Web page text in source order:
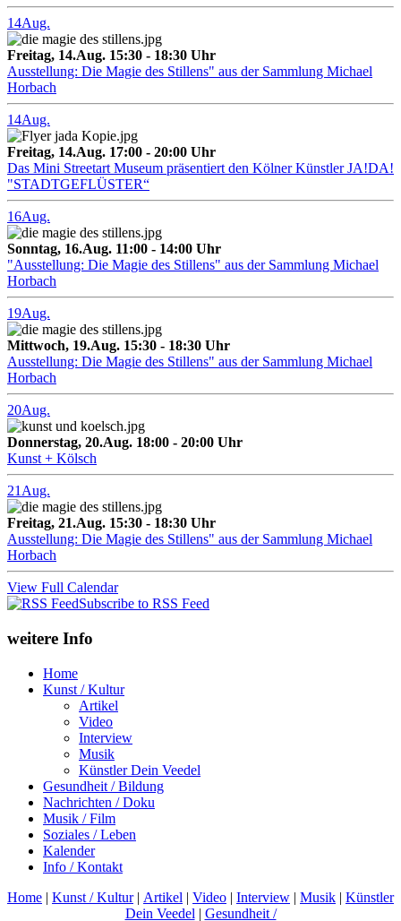
14Aug.
Freitag, 14.Aug. 15:30 - 18:30 Uhr
Ausstellung: Die Magie des Stillens" aus der Sammlung Michael
Horbach
14Aug.
Freitag, 14.Aug. 17:00 - 20:00 Uhr
Das Mini Streetart Museum präsentiert den Kölner Künstler JA!DA!
"STADTGEFLÜSTER“
16Aug.
Sonntag, 16.Aug. 11:00 - 14:00 Uhr
"Ausstellung: Die Magie des Stillens" aus der Sammlung Michael
Horbach
19Aug.
Mittwoch, 19.Aug. 15:30 - 18:30 Uhr
Ausstellung: Die Magie des Stillens" aus der Sammlung Michael
Horbach
20Aug.
Donnerstag, 20.Aug. 18:00 - 20:00 Uhr
Kunst + Kölsch
21 Aug.
Freitag, 21.Aug. 15:30 - 18:30 Uhr
Ausstellung: Die Magie des Stillens" aus der Sammlung Michael
Horbach
View Full Calendar
Subscribe to RSS Feed
weitere Info
Home
Kunst / Kultur
Artikel
Video
Interview
Musik
Künstler Dein Veedel
Gesundheit / Bildung
Nachrichten / Doku
Musik / Film
Soziales / Leben
Kalender
Info / Kontakt
Home | Kunst / Kultur| Artikel | Video | Interview | Musik | Künstler
Dein Veedel | Gesundheit /